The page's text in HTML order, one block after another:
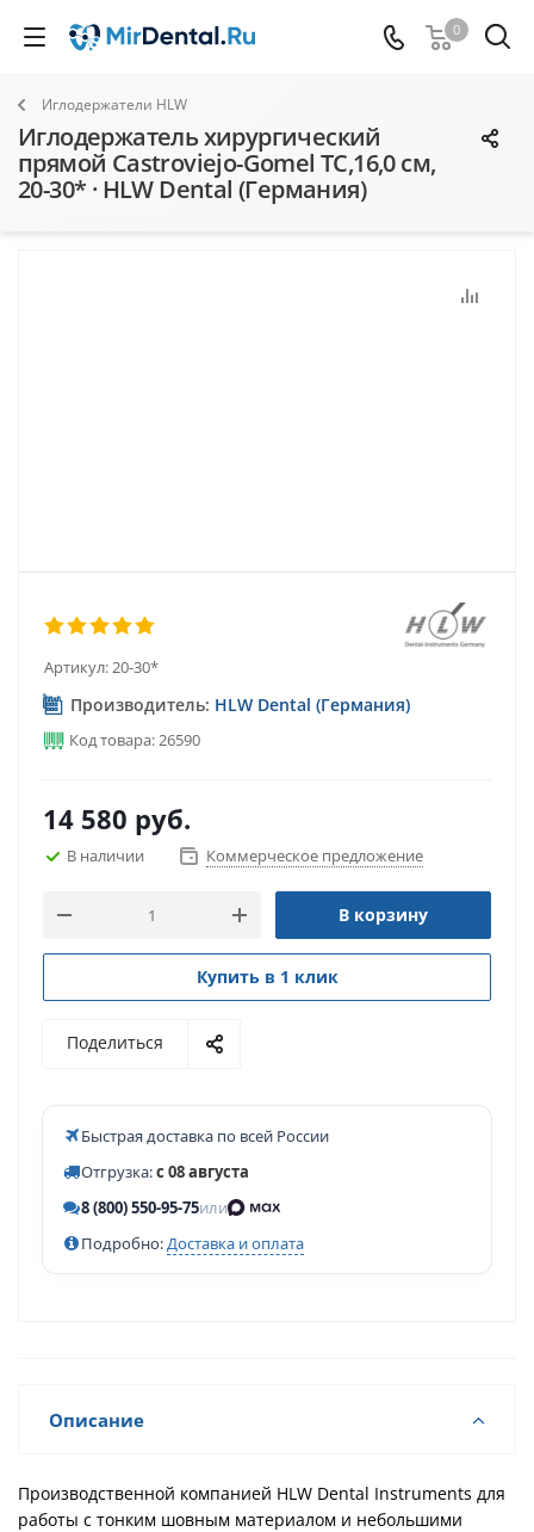
0
Иглодержатели HLW
Иглодержатель хирургический
прямой Castroviejo-Gomel TC,16,0 см,
20-30* · HLW Dental (Германия)
Артикул:20-30*
Производитель: HLW Dental (Германия)
Код товара: 26590
14 580 руб.
В наличии Коммерческое предложение
В корзину
Купить в 1 клик
Поделиться
Быстрая доставка по всей России
Отгрузка:с 08 августа
8 (800) 550-95-75или
Подробно:Доставка и оплата
Описание
Производственной компанией HLW Dental Instruments для
работы с тонким шовным материалом и небольшими